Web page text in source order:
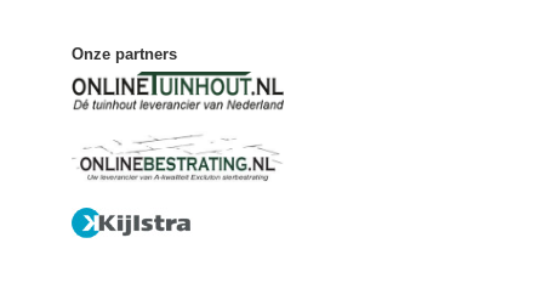
Onze partners